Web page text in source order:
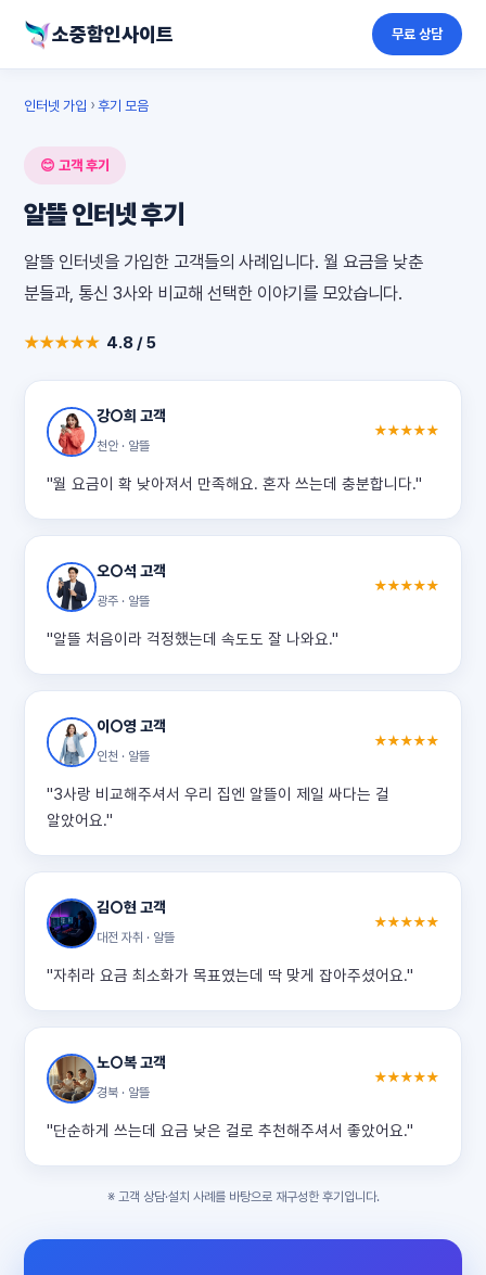
소중함인사이트 무료 상담
인터넷 가입 › 후기 모음
😊 고객 후기
알뜰 인터넷 후기
알뜰 인터넷을 가입한 고객들의 사례입니다. 월 요금을 낮춘
분들과, 통신 3사와 비교해 선택한 이야기를 모았습니다.
★★★★★ 4.8 / 5
강○희 고객
천안 · 알뜰
★★★★★
"월 요금이 확 낮아져서 만족해요. 혼자 쓰는데 충분합니다."
오○석 고객
광주 · 알뜰
★★★★★
"알뜰 처음이라 걱정했는데 속도도 잘 나와요."
이○영 고객
인천 · 알뜰
★★★★★
"3사랑 비교해주셔서 우리 집엔 알뜰이 제일 싸다는 걸
알았어요."
김○현 고객
대전 자취 · 알뜰
★★★★★
"자취라 요금 최소화가 목표였는데 딱 맞게 잡아주셨어요."
노○복 고객
경북 · 알뜰
★★★★★
"단순하게 쓰는데 요금 낮은 걸로 추천해주셔서 좋았어요."
※ 고객 상담·설치 사례를 바탕으로 재구성한 후기입니다.